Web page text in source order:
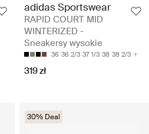
adidas Sportswear
RAPID COURT MID
WINTERIZED -
Sneakersy wysokie
36 36 2/3 37 1/3 38 38 2/3
319 zł
30% Deal